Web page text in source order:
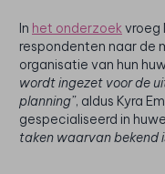
In het onderzoek vroeg
respondenten naar de
organisatie van hun
wordt ingezet voor de
planning”, aldus Kyra
gespecialiseerd in
taken waarvan bekend